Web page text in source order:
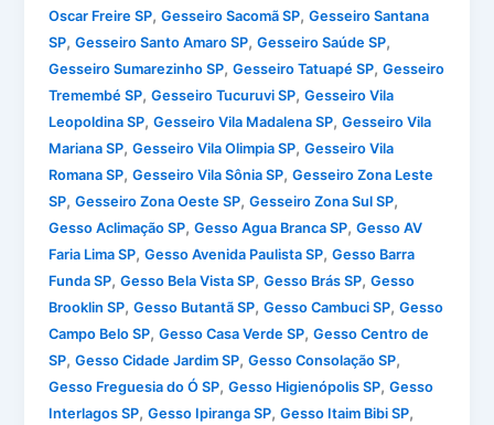
Oscar Freire SP,Gesseiro Sacomã SP,Gesseiro Santana
SP,Gesseiro Santo Amaro SP,Gesseiro Saúde SP,
Gesseiro Sumarezinho SP,Gesseiro Tatuapé SP,Gesseiro
Tremembé SP,Gesseiro Tucuruvi SP,Gesseiro Vila
Leopoldina SP,Gesseiro Vila Madalena SP,Gesseiro Vila
Mariana SP,Gesseiro Vila Olimpia SP,Gesseiro Vila
Romana SP,Gesseiro Vila Sônia SP,Gesseiro Zona Leste
SP,Gesseiro Zona Oeste SP,Gesseiro Zona Sul SP,
Gesso Aclimação SP,Gesso Agua Branca SP,Gesso AV
Faria Lima SP,Gesso Avenida Paulista SP,Gesso Barra
Funda SP,Gesso Bela Vista SP,Gesso Brás SP,Gesso
Brooklin SP,Gesso Butantã SP,Gesso Cambuci SP,Gesso
Campo Belo SP,Gesso Casa Verde SP,Gesso Centro de
SP,Gesso Cidade Jardim SP,Gesso Consolação SP,
Gesso Freguesia do Ó SP,Gesso Higienópolis SP,Gesso
Interlagos SP,Gesso Ipiranga SP,Gesso Itaim Bibi SP,